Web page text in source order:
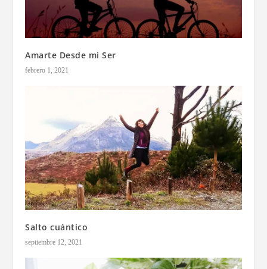
Amarte Desde mi Ser
febrero 1, 2021
Salto cuántico
septiembre 12, 2021